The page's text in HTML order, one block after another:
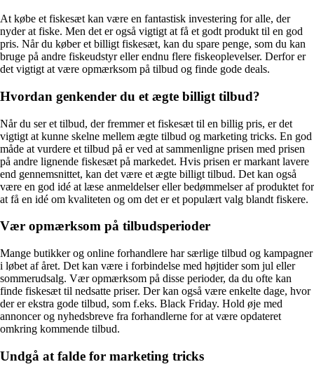
At købe et fiskesæt kan være en fantastisk investering for alle, der
nyder at fiske. Men det er også vigtigt at få et godt produkt til en god
pris. Når du køber et billigt fiskesæt, kan du spare penge, som du kan
bruge på andre fiskeudstyr eller endnu flere fiskeoplevelser. Derfor er
det vigtigt at være opmærksom på tilbud og finde gode deals.
Hvordan genkender du et ægte billigt tilbud?
Når du ser et tilbud, der fremmer et fiskesæt til en billig pris, er det
vigtigt at kunne skelne mellem ægte tilbud og marketing tricks. En god
måde at vurdere et tilbud på er ved at sammenligne prisen med prisen
på andre lignende fiskesæt på markedet. Hvis prisen er markant lavere
end gennemsnittet, kan det være et ægte billigt tilbud. Det kan også
være en god idé at læse anmeldelser eller bedømmelser af produktet for
at få en idé om kvaliteten og om det er et populært valg blandt fiskere.
Vær opmærksom på tilbudsperioder
Mange butikker og online forhandlere har særlige tilbud og kampagner
i løbet af året. Det kan være i forbindelse med højtider som jul eller
sommerudsalg. Vær opmærksom på disse perioder, da du ofte kan
finde fiskesæt til nedsatte priser. Der kan også være enkelte dage, hvor
der er ekstra gode tilbud, som f.eks. Black Friday. Hold øje med
annoncer og nyhedsbreve fra forhandlerne for at være opdateret
omkring kommende tilbud.
Undgå at falde for marketing tricks